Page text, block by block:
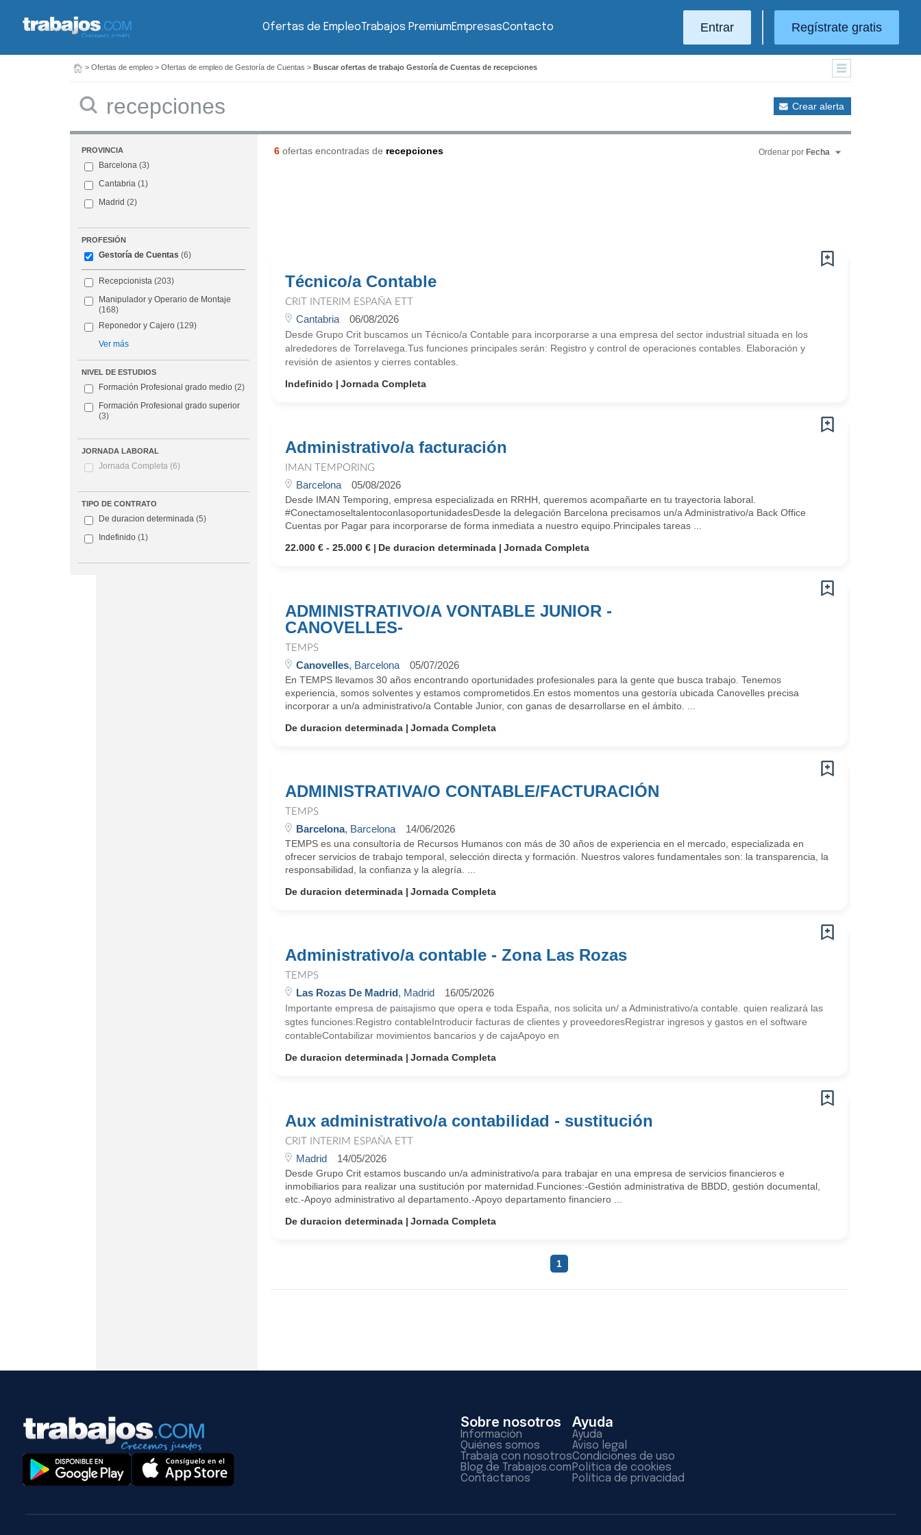
Ofertas de EmpleoTrabajos PremiumEmpresasContacto Entrar Regístrate gratis
> Ofertas de empleo > Ofertas de empleo de Gestoría de Cuentas > Buscar ofertas de trabajo Gestoría de Cuentas de recepciones
Crear alerta
PROVINCIA
Barcelona (3)
Cantabria (1)
Madrid (2)
PROFESIÓN
Gestoría de Cuentas (6)
Recepcionista (203)
Manipulador y Operario de Montaje
(168)
Reponedor y Cajero (129)
Ver más
NIVEL DE ESTUDIOS
Formación Profesional grado medio (2)
Formación Profesional grado superior
(3)
JORNADA LABORAL
Jornada Completa (6)
TIPO DE CONTRATO
De duracion determinada (5)
Indefinido (1)
6ofertas encontradas de recepciones Ordenar por Fecha
Técnico/a Contable
CRIT INTERIM ESPAÑA ETT
Cantabria 06/08/2026
Desde Grupo Crit buscamos un Técnico/a Contable para incorporarse a una empresa del sector industrial situada en los
alrededores de Torrelavega.Tus funciones principales serán: Registro y control de operaciones contables. Elaboración y
revisión de asientos y cierres contables.
Indefinido
Jornada Completa
Administrativo/a facturación
IMAN TEMPORING
Barcelona 05/08/2026
Desde IMAN Temporing, empresa especializada en RRHH, queremos acompañarte en tu trayectoria laboral.
#ConectamoseltalentoconlasoportunidadesDesde la delegación Barcelona precisamos un/a Administrativo/a Back Office
Cuentas por Pagar para incorporarse de forma inmediata a nuestro equipo.Principales tareas ...
22.000 € - 25.000 €
De duracion determinada Jornada Completa
ADMINISTRATIVO/A VONTABLE JUNIOR -
CANOVELLES-
TEMPS
Canovelles, Barcelona 05/07/2026
En TEMPS llevamos 30 años encontrando oportunidades profesionales para la gente que busca trabajo. Tenemos
experiencia, somos solventes y estamos comprometidos.En estos momentos una gestoría ubicada Canovelles precisa
incorporar a un/a administrativo/a Contable Junior, con ganas de desarrollarse en el ámbito. ...
De duracion determinada
Jornada Completa
ADMINISTRATIVA/O CONTABLE/FACTURACIÓN
TEMPS
Barcelona, Barcelona 14/06/2026
TEMPS es una consultoría de Recursos Humanos con más de 30 años de experiencia en el mercado, especializada en
ofrecer servicios de trabajo temporal, selección directa y formación. Nuestros valores fundamentales son: la transparencia, la
responsabilidad, la confianza y la alegría. ...
De duracion determinada
Jornada Completa
Administrativo/a contable - Zona Las Rozas
TEMPS
Las Rozas De Madrid, Madrid 16/05/2026
Importante empresa de paisajismo que opera e toda España, nos solicita un/ a Administrativo/a contable. quien realizará las
sgtes funciones:Registro contableIntroducir facturas de clientes y proveedoresRegistrar ingresos y gastos en el software
contableContabilizar movimientos bancarios y de cajaApoyo en
De duracion determinada
Jornada Completa
Aux administrativo/a contabilidad - sustitución
CRIT INTERIM ESPAÑA ETT
Madrid 14/05/2026
Desde Grupo Crit estamos buscando un/a administrativo/a para trabajar en una empresa de servicios financieros e
inmobiliarios para realizar una sustitución por maternidad.Funciones:-Gestión administrativa de BBDD, gestión documental,
etc.-Apoyo administrativo al departamento.-Apoyo departamento financiero ...
De duracion determinada
Jornada Completa
1
Sobre nosotros
Información
Quiénes somos
Trabaja con nosotros
Blog de Trabajos.com
Contáctanos
Ayuda
Ayuda
Aviso legal
Condiciones de uso
Política de cookies
Política de privacidad